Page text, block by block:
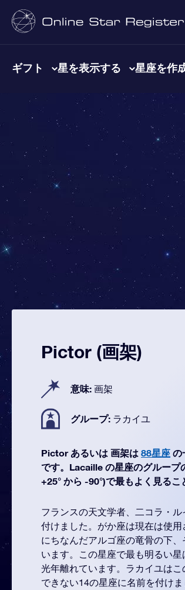
ギフト 星を表示する 星座を作
Pictor (画架)
意味: 画架
グループ: ラカイユ
Pictor あるいは 画架は 88星座 の
です。Lacaille の星座のグルー
+25° から -90°)で最もよく見るこ
フランスの天文学者、二コラ・
付けました。がか座は現在は使
にちなんだアルゴ座の竜骨の下
います。この星座で最も明るい
光年離れています。ラカイユは
できない14の星座に名前を付け